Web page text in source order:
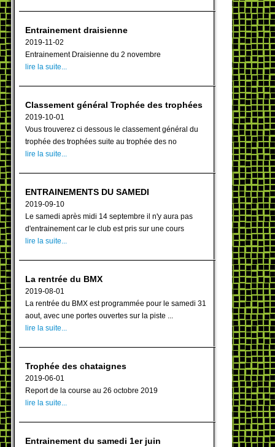
Entrainement draisienne
2019-11-02
Entrainement Draisienne du 2 novembre
lire la suite...
Classement général Trophée des trophées
2019-10-01
Vous trouverez ci dessous le classement général du
trophée des trophées suite au trophée des no
lire la suite...
ENTRAINEMENTS DU SAMEDI
2019-09-10
Le samedi après midi 14 septembre il n'y aura pas
d'entrainement car le club est pris sur une cours
lire la suite...
La rentrée du BMX
2019-08-01
La rentrée du BMX est programmée pour le samedi 31
aout, avec une portes ouvertes sur la piste ...
lire la suite...
Trophée des chataignes
2019-06-01
Report de la course au 26 octobre 2019
lire la suite...
Entrainement du samedi 1er juin